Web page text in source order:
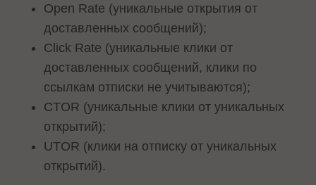
Open Rate (уникальные открытия от
доставленных сообщений);
Click Rate (уникальные клики от
доставленных сообщений, клики по
ссылкам отписки не учитываются);
CTOR (уникальные клики от уникальных
открытий);
UTOR (клики на отписку от уникальных
открытий).